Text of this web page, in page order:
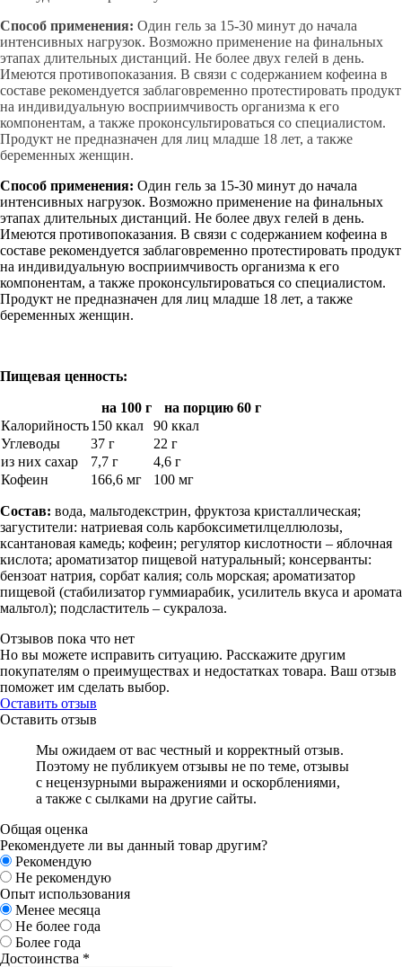
Способ применения: Один гель за 15-30 минут до начала
интенсивных нагрузок. Возможно применение на финальных
этапах длительных дистанций. Не более двух гелей в день.
Имеются противопоказания. В связи с содержанием кофеина в
составе рекомендуется заблаговременно протестировать продукт
на индивидуальную восприимчивость организма к его
компонентам, а также проконсультироваться со специалистом.
Продукт не предназначен для лиц младше 18 лет, а также
беременных женщин.
Способ применения: Один гель за 15-30 минут до начала
интенсивных нагрузок. Возможно применение на финальных
этапах длительных дистанций. Не более двух гелей в день.
Имеются противопоказания. В связи с содержанием кофеина в
составе рекомендуется заблаговременно протестировать продукт
на индивидуальную восприимчивость организма к его
компонентам, а также проконсультироваться со специалистом.
Продукт не предназначен для лиц младше 18 лет, а также
беременных женщин.
Пищевая ценность:
на 100 г
на порцию 60 г
Калорийность150 ккал
90 ккал
Углеводы
37 г
22 г
из них сахар
7,7 г
4,6 г
Кофеин
166,6 мг 100 мг
Состав: вода, мальтодекстрин, фруктоза кристаллическая;
загустители: натриевая соль карбоксиметилцеллюлозы,
ксантановая камедь; кофеин; регулятор кислотности – яблочная
кислота; ароматизатор пищевой натуральный; консерванты:
бензоат натрия, сорбат калия; соль морская; ароматизатор
пищевой (стабилизатор гуммиарабик, усилитель вкуса и аромата
мальтол); подсластитель – сукралоза.
Отзывов пока что нет
Но вы можете исправить ситуацию. Расскажите другим
покупателям о преимуществах и недостатках товара. Ваш отзыв
поможет им сделать выбор.
Оставить отзыв
Оставить отзыв
Мы ожидаем от вас честный и корректный отзыв.
Поэтому не публикуем отзывы не по теме, отзывы
с нецензурными выражениями и оскорблениями,
а также с сылками на другие сайты.
Общая оценка
Рекомендуете ли вы данный товар другим?
Рекомендую
Не рекомендую
Опыт использования
Менее месяца
Не более года
Более года
Достоинства *